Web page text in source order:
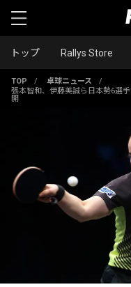
トップ Rallys Store
TOP / 卓球ニュース
/
張本智和、伊藤美誠ら日本勢6選
開